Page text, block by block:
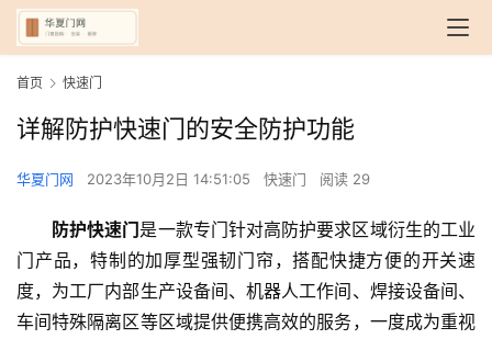
首页 快速门
详解防护快速门的安全防护功能
华夏门网 2023年10月2日 14:51:05 快速门 阅读 29
防护快速门 是一款专门针对高防护要求区域衍生的工业
门产品，特制的加厚型强韧门帘，搭配快捷方便的开关速
度，为工厂内部生产设备间、机器人工作间、焊接设备间、
车间特殊隔离区等区域提供便携高效的服务，一度成为重视